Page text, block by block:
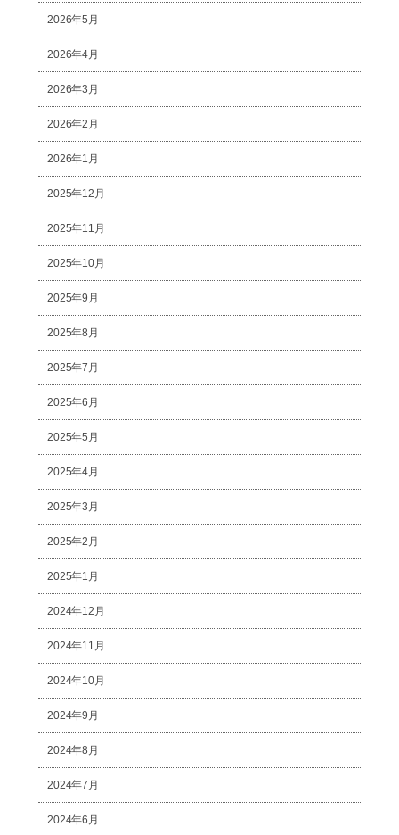
2026年5月
2026年4月
2026年3月
2026年2月
2026年1月
2025年12月
2025年11月
2025年10月
2025年9月
2025年8月
2025年7月
2025年6月
2025年5月
2025年4月
2025年3月
2025年2月
2025年1月
2024年12月
2024年11月
2024年10月
2024年9月
2024年8月
2024年7月
2024年6月